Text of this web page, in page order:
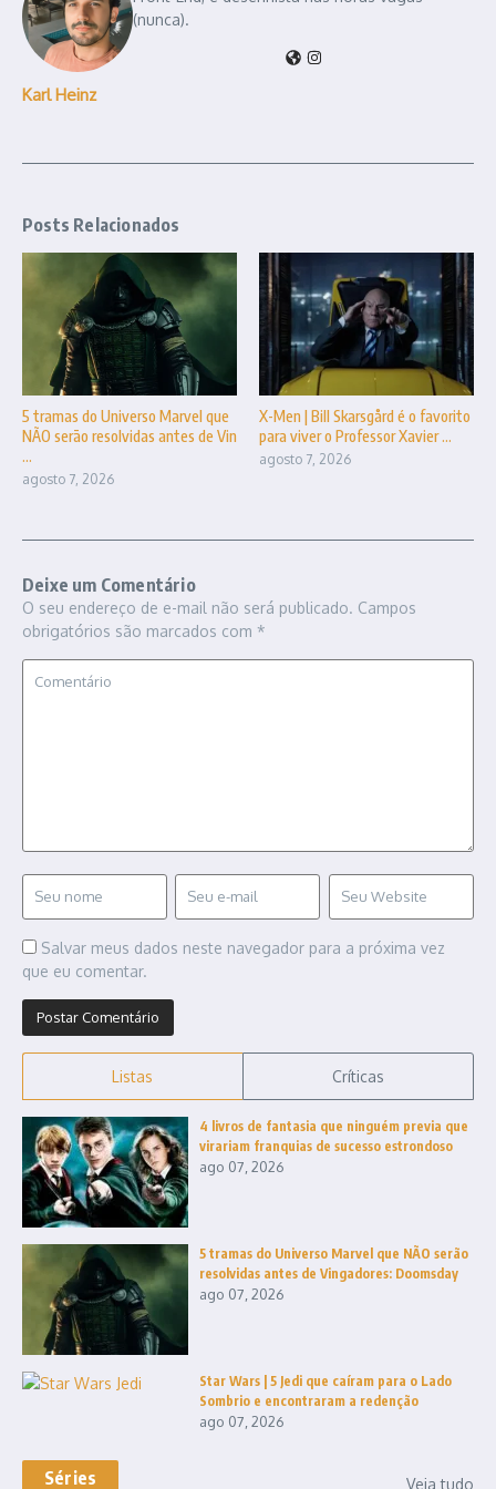
Karl Heinz
(nunca).
Posts Relacionados
5 tramas do Universo Marvel que
NÃO serão resolvidas antes de Vin
...
agosto 7, 2026
X-Men | Bill Skarsgård é o favorito
para viver o Professor Xavier ...
agosto 7, 2026
Deixe um Comentário
O seu endereço de e-mail não será publicado. Campos
obrigatórios são marcados com *
Salvar meus dados neste navegador para a próxima vez
que eu comentar.
Listas Críticas
4 livros de fantasia que ninguém previa que
virariam franquias de sucesso estrondoso
ago 07, 2026
5 tramas do Universo Marvel que NÃO serão
resolvidas antes de Vingadores: Doomsday
ago 07, 2026
Star Wars | 5 Jedi que caíram para o Lado
Sombrio e encontraram a redenção
ago 07, 2026
Séries Veja tudo